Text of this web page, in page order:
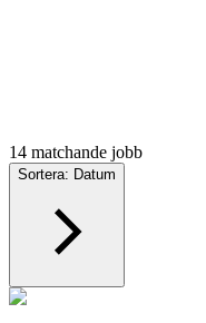
14 matchande jobb
Sortera: Datum